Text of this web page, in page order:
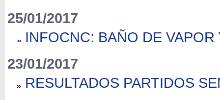
25/01/2017
INFOCNC: BAÑO DE VAPOR
23/01/2017
RESULTADOS PARTIDOS